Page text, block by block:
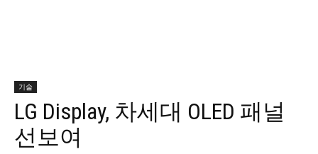
기술
LG Display, 차세대 OLED 패널
선보여